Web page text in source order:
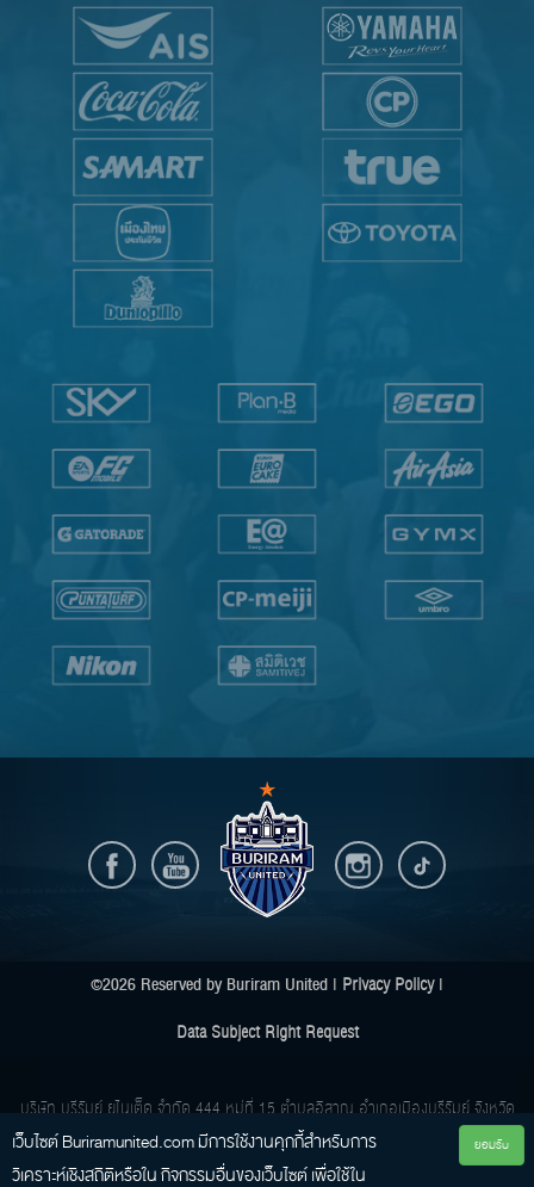
©2026 Reserved by Buriram United | Privacy Policy|
Data Subject Right Request
บริษัท บุรีรัมย์ ยูไนเต็ด จำกัด 444 หมู่ที่ 15 ตำบลอิสาณ อำเภอเมืองบุรีรัมย์ จังหวัด
บุรีรัมย์ 31000
Buriram United Co., Ltd.444 Moo 15 Tambon Isan, Amphur Muang, Buriram
เว็บไซต์ Buriramunited.com มีการใช้งานคุกกี้สําหรับการ
วิเคราะห์เชิงสถิติหรือใน กิจกรรมอื่นของเว็บไซต์ เพื่อใช้ใน
ยอมรับ